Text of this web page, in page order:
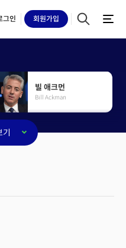
그인 회원가입
빌 애크먼
Bill Ackman
레이 달리오
칼 아이칸
기